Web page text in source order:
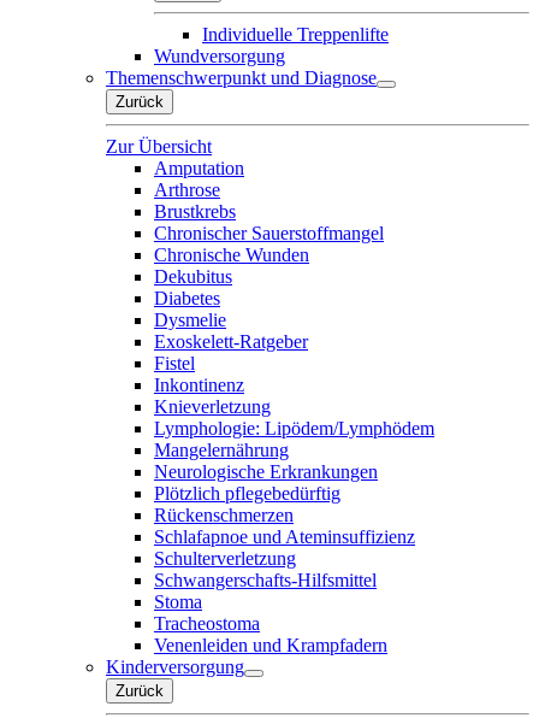
Individuelle Treppenlifte
Wundversorgung
Themenschwerpunkt und Diagnose
Zurück
Zur Übersicht
Amputation
Arthrose
Brustkrebs
Chronischer Sauerstoffmangel
Chronische Wunden
Dekubitus
Diabetes
Dysmelie
Exoskelett-Ratgeber
Fistel
Inkontinenz
Knieverletzung
Lymphologie: Lipödem/Lymphödem
Mangelernährung
Neurologische Erkrankungen
Plötzlich pflegebedürftig
Rückenschmerzen
Schlafapnoe und Ateminsuffizienz
Schulterverletzung
Schwangerschafts-Hilfsmittel
Stoma
Tracheostoma
Venenleiden und Krampfadern
Kinderversorgung
Zurück